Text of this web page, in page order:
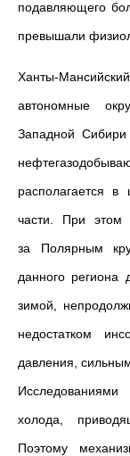
подавляющего
превышали
Ханты-
автономные
Западной
располагается
части. При этом
за Полярным
данного региона
зимой,
недостатком
давления,
Исследованиями
холода,
Поэтому